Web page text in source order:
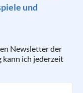
und
Newsletter der
kann ich jederzeit